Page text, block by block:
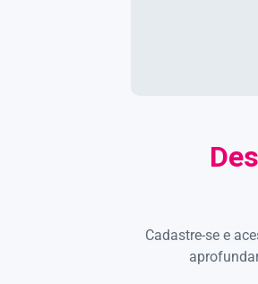
Cadastre-se e